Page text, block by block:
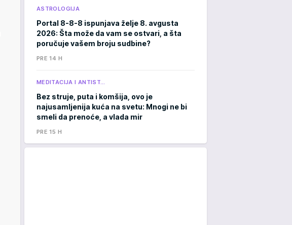
ASTROLOGIJA
Portal 8-8-8 ispunjava želje 8. avgusta
2026: Šta može da vam se ostvari, a šta
poručuje vašem broju sudbine?
PRE 14 H
MEDITACIJA I ANTIST…
Bez struje, puta i komšija, ovo je
najusamljenija kuća na svetu: Mnogi ne bi
smeli da prenoće, a vlada mir
PRE 15 H